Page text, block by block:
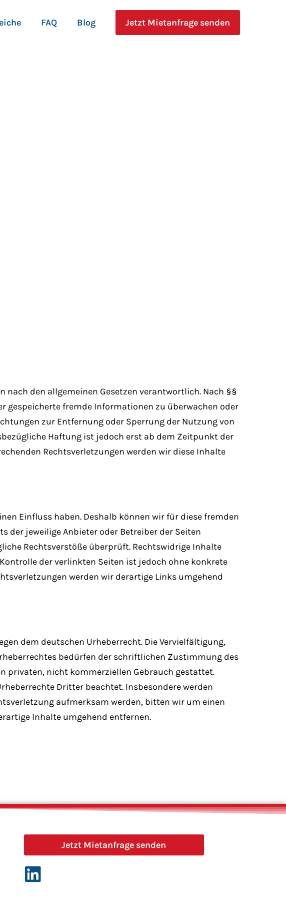
FAQ Blog Jetzt Mietanfrage senden
nach den allgemeinen Gesetzen verantwortlich. Nach §§
gespeicherte fremde Informationen zu überwachen oder
zur Entfernung oder Sperrung der Nutzung von
Haftung ist jedoch erst ab dem Zeitpunkt der
Rechtsverletzungen werden wir diese Inhalte
Einfluss haben. Deshalb können wir für diese fremden
der jeweilige Anbieter oder Betreiber der Seiten
Rechtsverstöße überprüft. Rechtswidrige Inhalte
der verlinkten Seiten ist jedoch ohne konkrete
werden wir derartige Links umgehend
dem deutschen Urheberrecht. Die Vervielfältigung,
bedürfen der schriftlichen Zustimmung des
privaten, nicht kommerziellen Gebrauch gestattet.
Dritter beachtet. Insbesondere werden
aufmerksam werden, bitten wir um einen
Inhalte umgehend entfernen.
Jetzt Mietanfrage senden